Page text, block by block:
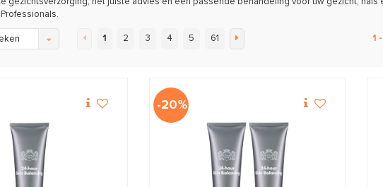
gezichtsverzorging, het juiste advies en een passende behandeling voor uw gezicht, hals
1 2 3 4 5 61 1
-20%